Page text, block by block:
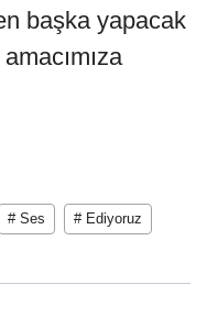
başka yapacak
# Ses # Ediyoruz